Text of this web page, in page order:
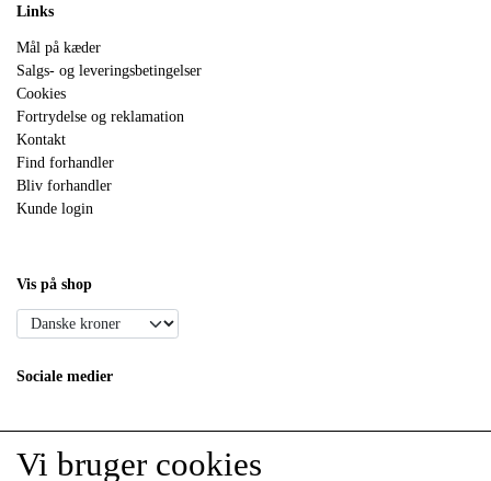
Links
Mål på kæder
Salgs- og leveringsbetingelser
Cookies
Fortrydelse og reklamation
Kontakt
Find forhandler
Bliv forhandler
Kunde login
Vis på shop
Sociale medier
Vi bruger cookies